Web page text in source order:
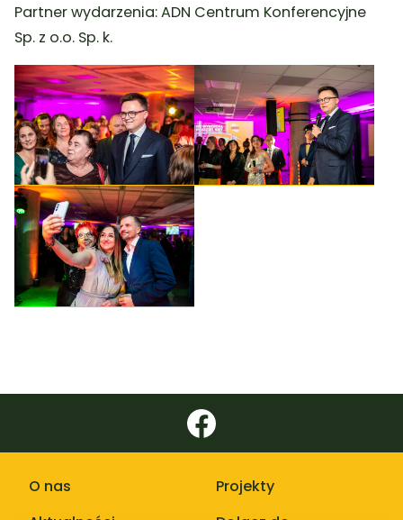
Partner wydarzenia: ADN Centrum Konferencyjne
Sp. z o.o. Sp. k.
O nas
Projekty